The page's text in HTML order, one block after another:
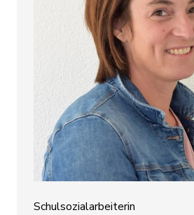
Schulsozialarbeiterin